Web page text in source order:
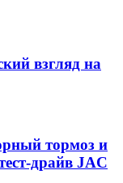
взгляд на
тормоз и
драйв JAC